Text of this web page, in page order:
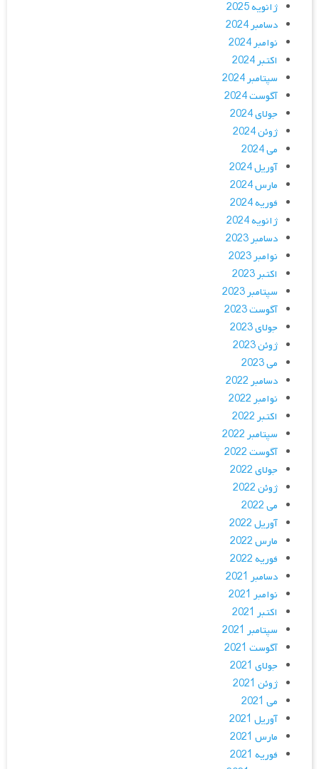
ژانویه 2025
دسامبر 2024
نوامبر 2024
اکتبر 2024
سپتامبر 2024
آگوست 2024
جولای 2024
ژوئن 2024
می 2024
آوریل 2024
مارس 2024
فوریه 2024
ژانویه 2024
دسامبر 2023
نوامبر 2023
اکتبر 2023
سپتامبر 2023
آگوست 2023
جولای 2023
ژوئن 2023
می 2023
دسامبر 2022
نوامبر 2022
اکتبر 2022
سپتامبر 2022
آگوست 2022
جولای 2022
ژوئن 2022
می 2022
آوریل 2022
مارس 2022
فوریه 2022
دسامبر 2021
نوامبر 2021
اکتبر 2021
سپتامبر 2021
آگوست 2021
جولای 2021
ژوئن 2021
می 2021
آوریل 2021
مارس 2021
فوریه 2021